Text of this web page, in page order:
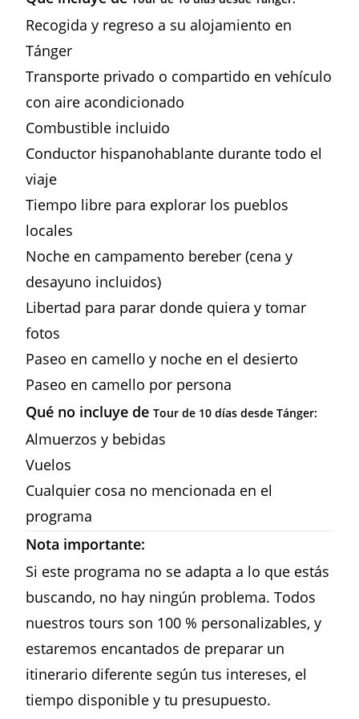
Recogida y regreso a su alojamiento en
Tánger
Transporte privado o compartido en vehículo
con aire acondicionado
Combustible incluido
Conductor hispanohablante durante todo el
viaje
Tiempo libre para explorar los pueblos
locales
Noche en campamento bereber (cena y
desayuno incluidos)
Libertad para parar donde quiera y tomar
fotos
Paseo en camello y noche en el desierto
Paseo en camello por persona
Qué no incluye deTour de 10 días desde Tánger:
Almuerzos y bebidas
Vuelos
Cualquier cosa no mencionada en el
programa
Nota importante:
Si este programa no se adapta a lo que estás
buscando, no hay ningún problema. Todos
nuestros tours son 100 % personalizables, y
estaremos encantados de preparar un
itinerario diferente según tus intereses, el
tiempo disponible y tu presupuesto.